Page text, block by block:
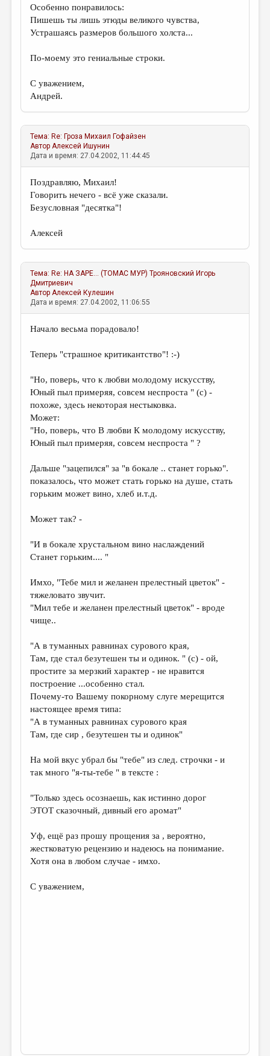
Особенно понравилось:
Пишешь ты лишь этюды великого чувства,
Устрашаясь размеров большого холста...
По-моему это гениальные строки.
С уважением,
Андрей.
Тема: Re: Гроза Михаил Гофайзен
АвторАлексей Ишунин
Дата и время: 27.04.2002, 11:44:45
Поздравляю, Михаил!
Говорить нечего - всё уже сказали.
Безусловная "десятка"!
Алексей
Тема: Re: НА ЗАРЕ... (ТОМАС МУР) Трояновский Игорь
Дмитриевич
АвторАлексей Кулешин
Дата и время: 27.04.2002, 11:06:55
Начало весьма порадовало!
Теперь "страшное критикантство"! :-)
"Но, поверь, что к любви молодому искусству,
Юный пыл примеряя, совсем неспроста " (с) -
похоже, здесь некоторая нестыковка.
Может:
"Но, поверь, что В любви К молодому искусству,
Юный пыл примеряя, совсем неспроста " ?
Дальше "зацепился" за "в бокале .. станет горько".
показалось, что может стать горько на душе, стать
горьким может вино, хлеб и.т.д.
Может так? -
"И в бокале хрустальном вино наслаждений
Станет горьким.... "
Имхо, "Тебе мил и желанен прелестный цветок" -
тяжеловато звучит.
"Мил тебе и желанен прелестный цветок" - вроде
чище..
"А в туманных равнинах сурового края,
Там, где стал безутешен ты и одинок. " (с) - ой,
простите за мерзкий характер - не нравится
построение ...особенно стал.
Почему-то Вашему покорному слуге мерещится
настоящее время типа:
"А в туманных равнинах сурового края
Там, где сир , безутешен ты и одинок"
На мой вкус убрал бы "тебе" из след. строчки - и
так много "я-ты-тебе " в тексте :
"Только здесь осознаешь, как истинно дорог
ЭТОТ сказочный, дивный его аромат"
Уф, ещё раз прошу прощения за , вероятно,
жестковатую рецензию и надеюсь на понимание.
Хотя она в любом случае - имхо.
С уважением,